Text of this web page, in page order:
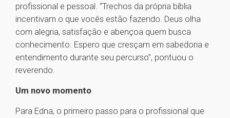
profissional e pessoal. “Trechos da própria bíblia
incentivam o que vocês estão fazendo. Deus olha
com alegria, satisfação e abençoa quem busca
conhecimento. Espero que cresçam em sabedoria e
entendimento durante seu percurso”, pontuou o
reverendo.
Um novo momento
Para Edna, o primeiro passo para o profissional que